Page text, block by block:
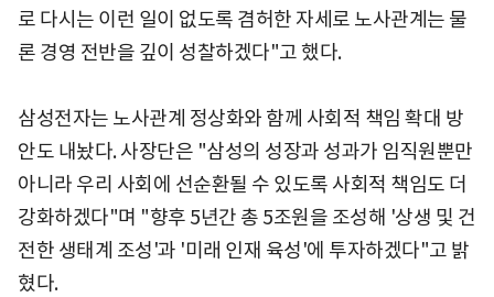
로 다시는 이런 일이 없도록 겸허한 자세로 노사관계는 물
론 경영 전반을 깊이 성찰하겠다"고 했다.
삼성전자는 노사관계 정상화와 함께 사회적 책임 확대 방
안도 내놨다. 사장단은 "삼성의 성장과 성과가 임직원뿐만
아니라 우리 사회에 선순환될 수 있도록 사회적 책임도 더
강화하겠다"며 "향후 5년간 총 5조원을 조성해 '상생 및 건
전한 생태계 조성'과 '미래 인재 육성'에 투자하겠다"고 밝
혔다.